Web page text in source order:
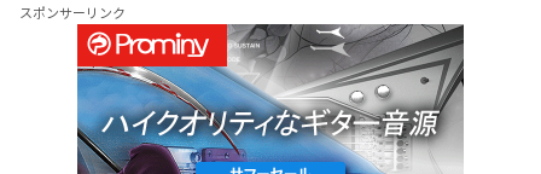
スポンサーリンク